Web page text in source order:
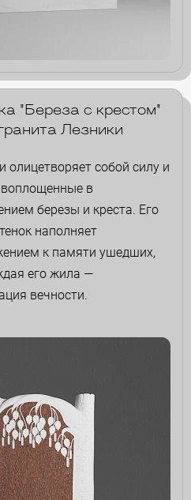
"Береза с крестом"
Лезники
олицетворяет собой силу и
воплощенные в
березы и креста. Его
наполняет
к памяти ушедших,
его жила —
вечности.